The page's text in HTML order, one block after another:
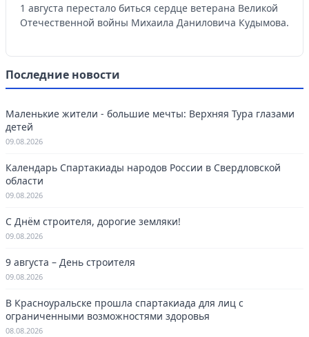
1 августа перестало биться сердце ветерана Великой
Отечественной войны Михаила Даниловича Кудымова.
Последние новости
Маленькие жители - большие мечты: Верхняя Тура глазами
детей
09.08.2026
Календарь Спартакиады народов России в Свердловской
области
09.08.2026
С Днём строителя, дорогие земляки!
09.08.2026
9 августа – День строителя
09.08.2026
В Красноуральске прошла спартакиада для лиц с
ограниченными возможностями здоровья
08.08.2026